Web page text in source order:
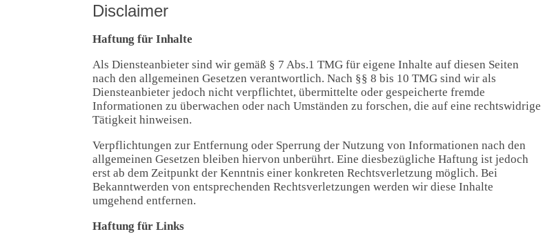
Disclaimer
Haftung für Inhalte
Als Diensteanbieter sind wir gemäß § 7 Abs.1 TMG für eigene Inhalte auf diesen Seiten
nach den allgemeinen Gesetzen verantwortlich. Nach §§ 8 bis 10 TMG sind wir als
Diensteanbieter jedoch nicht verpflichtet, übermittelte oder gespeicherte fremde
Informationen zu überwachen oder nach Umständen zu forschen, die auf eine rechtswidrige
Tätigkeit hinweisen.
Verpflichtungen zur Entfernung oder Sperrung der Nutzung von Informationen nach den
allgemeinen Gesetzen bleiben hiervon unberührt. Eine diesbezügliche Haftung ist jedoch
erst ab dem Zeitpunkt der Kenntnis einer konkreten Rechtsverletzung möglich. Bei
Bekanntwerden von entsprechenden Rechtsverletzungen werden wir diese Inhalte
umgehend entfernen.
Haftung für Links